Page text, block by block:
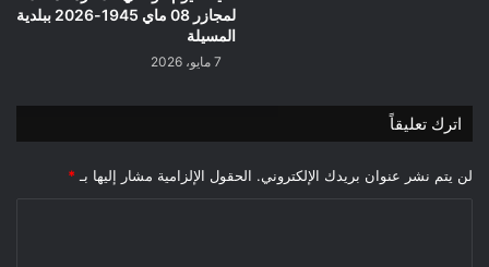
لمجازر 08 ماي 1945-2026 ببلدية
المسيلة
7 مايو، 2026
اترك تعليقاً
لن يتم نشر عنوان بريدك الإلكتروني. الحقول الإلزامية مشار إليها بـ *